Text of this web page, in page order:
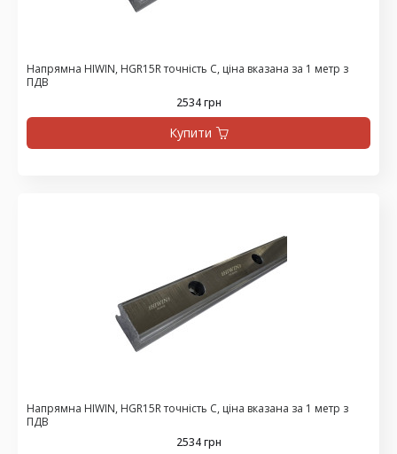
Напрямна HIWIN, HGR15R точність C, ціна вказана за 1 метр з
ПДВ
2534 грн
Купити
Напрямна HIWIN, HGR15R точність C, ціна вказана за 1 метр з
ПДВ
2534 грн